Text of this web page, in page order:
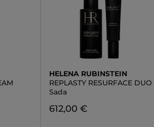
HELENA RUBINSTEIN
REPLASTY RESURFACE DUO
Sada
612,00 €